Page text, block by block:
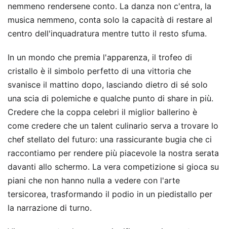
nemmeno rendersene conto. La danza non c'entra, la
musica nemmeno, conta solo la capacità di restare al
centro dell'inquadratura mentre tutto il resto sfuma.
In un mondo che premia l'apparenza, il trofeo di
cristallo è il simbolo perfetto di una vittoria che
svanisce il mattino dopo, lasciando dietro di sé solo
una scia di polemiche e qualche punto di share in più.
Credere che la coppa celebri il miglior ballerino è
come credere che un talent culinario serva a trovare lo
chef stellato del futuro: una rassicurante bugia che ci
raccontiamo per rendere più piacevole la nostra serata
davanti allo schermo. La vera competizione si gioca su
piani che non hanno nulla a vedere con l'arte
tersicorea, trasformando il podio in un piedistallo per
la narrazione di turno.